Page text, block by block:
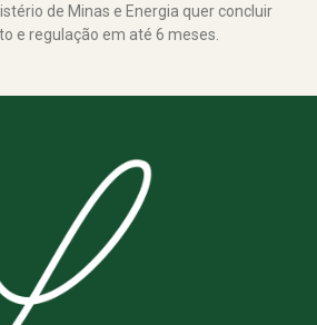
de Minas e Energia quer concluir
e regulação em até 6 meses.